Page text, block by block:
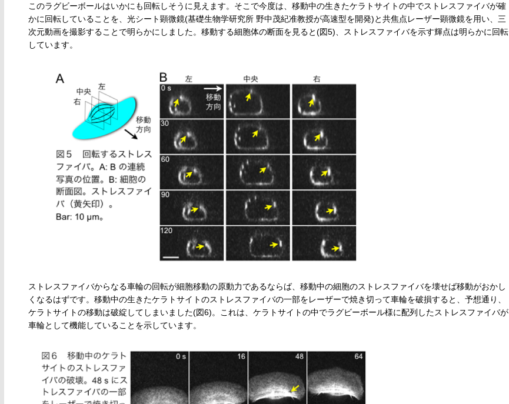
このラグビーボールはいかにも回転しそうに見えます。そこで今度は、移動中の生きたケラトサイトの中でストレスファイバが確
かに回転していることを、光シート顕微鏡(基礎生物学研究所 野中茂紀准教授が高速型を開発)と共焦点レーザー顕微鏡を用い、三
次元動画を撮影することで明らかにしました。移動する細胞体の断面を見ると(図5)、ストレスファイバを示す輝点は明らかに回転
しています。
ストレスファイバからなる車輪の回転が細胞移動の原動力であるならば、移動中の細胞のストレスファイバを壊せば移動がおかし
くなるはずです。移動中の生きたケラトサイトのストレスファイバの一部をレーザーで焼き切って車輪を破損すると、予想通り、
ケラトサイトの移動は破綻してしまいました(図6)。これは、ケラトサイトの中でラグビーボール様に配列したストレスファイバが
車輪として機能していることを示しています。